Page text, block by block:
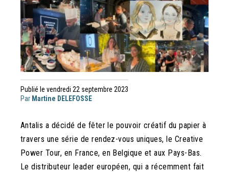
Publié le vendredi 22 septembre 2023
Par Martine DELEFOSSE
Antalis a décidé de fêter le pouvoir créatif du papier à
travers une série de rendez-vous uniques, le Creative
Power Tour, en France, en Belgique et aux Pays-Bas.
Le distributeur leader européen, qui a récemment fait